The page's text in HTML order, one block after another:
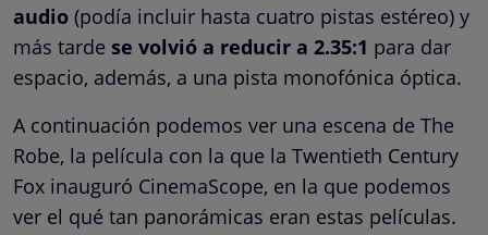
audio (podía incluir hasta cuatro pistas estéreo) y
más tarde se volvió a reducir a 2.35:1 para dar
espacio, además, a una pista monofónica óptica.
A continuación podemos ver una escena de The
Robe, la película con la que la Twentieth Century
Fox inauguró CinemaScope, en la que podemos
ver el qué tan panorámicas eran estas películas.